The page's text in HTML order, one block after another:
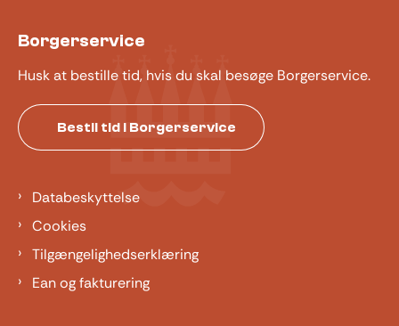
Borgerservice
Husk at bestille tid, hvis du skal besøge Borgerservice.
Bestil tid i Borgerservice
Databeskyttelse
Cookies
Tilgængelighedserklæring
Ean og fakturering